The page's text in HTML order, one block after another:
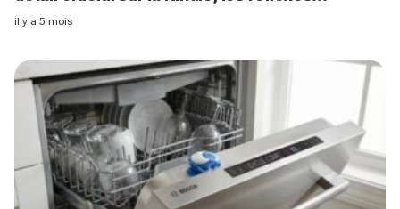
indispensables avant de l'acheter
il y a 5 mois